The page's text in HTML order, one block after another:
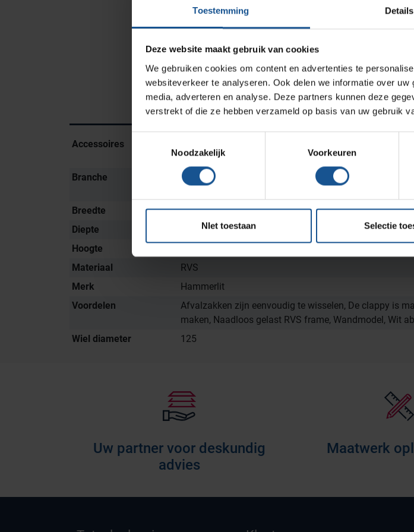
Toestemming Details
Deze website maakt gebruik van cookies
We gebruiken cookies om content en advertenties te
websiteverkeer te analyseren. Ook delen we informatie over
media, adverteren en analyse. Deze partners kunnen deze
verstrekt of die ze hebben verzameld op basis van uw gebruik
Noodzakelijk
Voorkeuren
NIet toestaan Selectie
Accessoires
Zakafsluiter
Klemveer
Accessoires
600x400x325mm
Branche
Afvalinzamelaars, Cleanrooms, Laboratoria,
Breedte
585
Diepte
Hoogte
Materiaal
RVS
Merk
Hammerlit
Voordelen
Afvalzakken zijn eenvoudig te wisselen, De clappy is
maken, Naadloos gelast RVS frame, Wandmodel, Wit
Wiel diameter
125
Uw partner voor deskundig
advies
Maatwerk
Afvalinzamelaars
Farmaceutische industrie
Solutions
RVS Werkplekinrichting
Modulaire Inrichtingssystemen
Opslagsystemen en
voorraadbeheer
Medische
Medicijn- en
Assortiment